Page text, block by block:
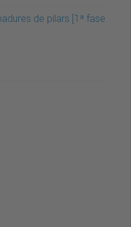
de pilars [1ª fase